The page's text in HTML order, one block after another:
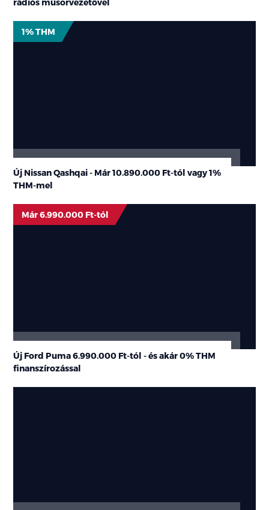
rádiós műsorvezetővel
Új Nissan Qashqai - Már10.890.000 Ft-tól vagy1%
THM-mel
1% THM
Új Ford Puma 6.990.000 Ft-tól - és akár 0% THM
finanszírozással
Már 6.990.000 Ft-tól